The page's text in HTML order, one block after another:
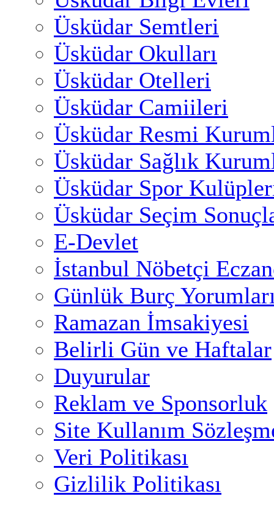
Üsküdar Semtleri
Üsküdar Okulları
Üsküdar Otelleri
Üsküdar Camiileri
Üsküdar Resmi
Üsküdar Sağlık
Üsküdar Spor
Üsküdar Seçim
E-Devlet
İstanbul Nöbetçi
Günlük Burç
Ramazan İmsakiyesi
Belirli Gün ve Haftalar
Duyurular
Reklam ve Sponsorluk
Site Kullanım
Veri Politikası
Gizlilik Politikası